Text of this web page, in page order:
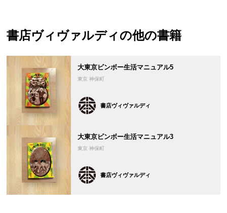
書店ヴィヴァルディの他の書籍
大東京ビンボー生活マニュアル5
東京 神保町
書店ヴィヴァルディ
大東京ビンボー生活マニュアル3
東京 神保町
書店ヴィヴァルディ